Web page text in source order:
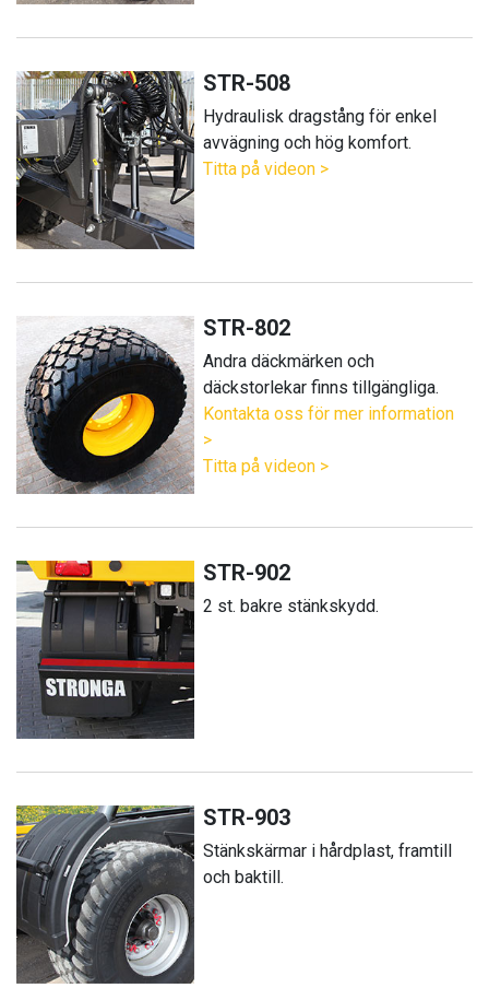
STR-508
Hydraulisk dragstång för enkel
avvägning och hög komfort.
Titta på videon >
STR-802
Andra däckmärken och
däckstorlekar finns tillgängliga.
Kontakta oss för mer information
>
Titta på videon >
STR-902
2 st. bakre stänkskydd.
STR-903
Stänkskärmar i hårdplast, framtill
och baktill.